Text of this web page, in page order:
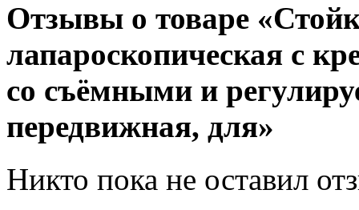
Отзывы о товаре
лапароскопическая с
со съёмными и
передвижная, для»
Никто пока не оставил